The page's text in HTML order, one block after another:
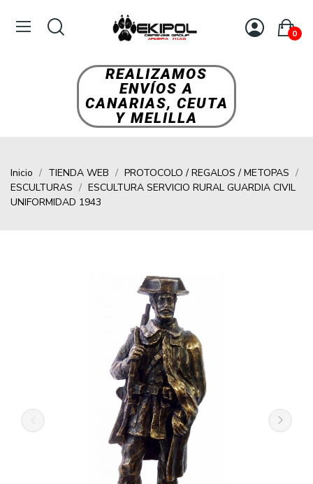
0
REALIZAMOS
ENVÍOS A
CANARIAS, CEUTA
Y MELILLA
Inicio TIENDA WEB
PROTOCOLO / REGALOS / METOPAS
ESCULTURAS
ESCULTURA SERVICIO RURAL GUARDIA CIVIL
UNIFORMIDAD 1943